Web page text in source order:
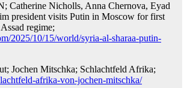
Catherine Nicholls, Anna Chernova, Eyad
president visits Putin in Moscow for first
regime;
2025/10/15/world/syria-al-sharaa-putin-
Jochen Mitschka; Schlachtfeld Afrika;
afrika-von-jochen-mitschka/